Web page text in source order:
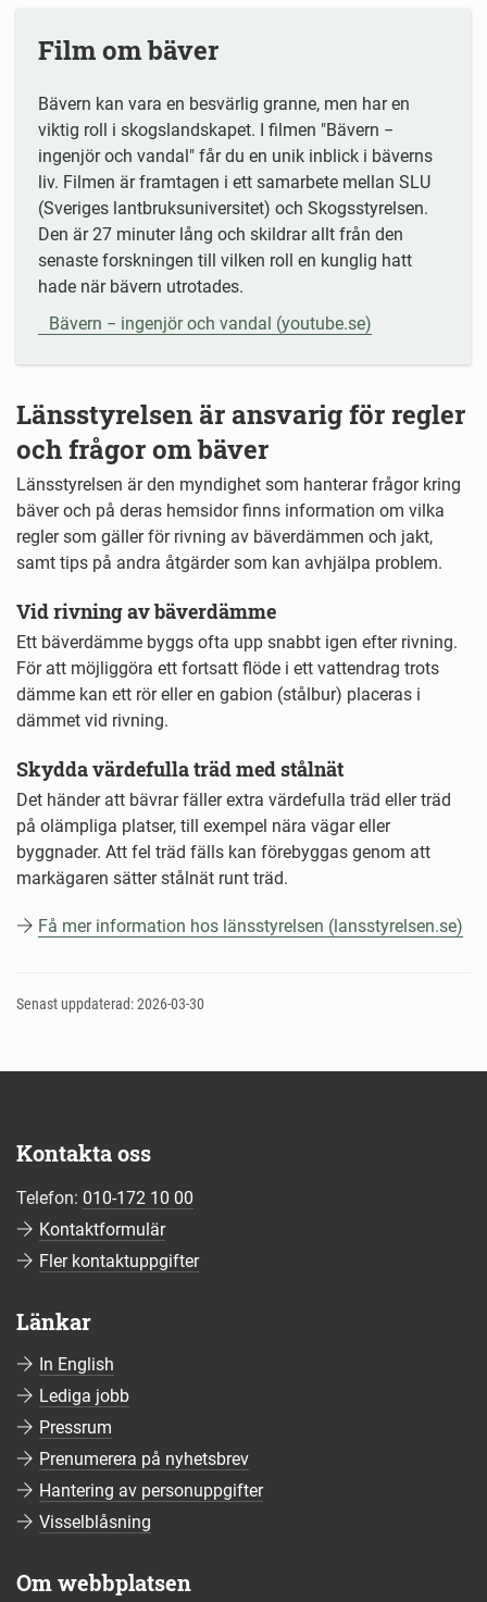
Film om bäver
Bävern kan vara en besvärlig granne, men har en
viktig roll i skogslandskapet. I filmen "Bävern −
ingenjör och vandal" får du en unik inblick i bäverns
liv. Filmen är framtagen i ett samarbete mellan SLU
(Sveriges lantbruksuniversitet) och Skogsstyrelsen.
Den är 27 minuter lång och skildrar allt från den
senaste forskningen till vilken roll en kunglig hatt
hade när bävern utrotades.
Bävern − ingenjör och vandal (youtube.se)
Länsstyrelsen är ansvarig för regler
och frågor om bäver
Länsstyrelsen är den myndighet som hanterar frågor kring
bäver och på deras hemsidor finns information om vilka
regler som gäller för rivning av bäverdämmen och jakt,
samt tips på andra åtgärder som kan avhjälpa problem.
Vid rivning av bäverdämme
Ett bäverdämme byggs ofta upp snabbt igen efter rivning.
För att möjliggöra ett fortsatt flöde i ett vattendrag trots
dämme kan ett rör eller en gabion (stålbur) placeras i
dämmet vid rivning.
Skydda värdefulla träd med stålnät
Det händer att bävrar fäller extra värdefulla träd eller träd
på olämpliga platser, till exempel nära vägar eller
byggnader. Att fel träd fälls kan förebyggas genom att
markägaren sätter stålnät runt träd.
Få mer information hos länsstyrelsen (lansstyrelsen.se)
Senast uppdaterad: 2026-03-30
Kontakta oss
Telefon: 010-172 10 00
Kontaktformulär
Fler kontaktuppgifter
Länkar
In English
Lediga jobb
Pressrum
Prenumerera på nyhetsbrev
Hantering av personuppgifter
Visselblåsning
Om webbplatsen